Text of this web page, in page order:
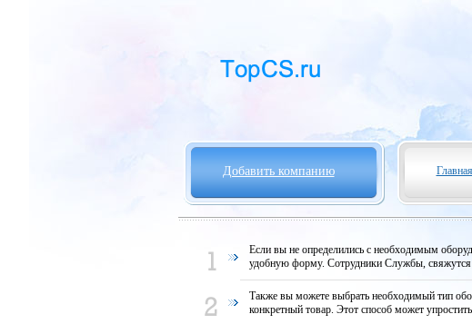
Добавить компанию Главная
Если вы не определились с необходимым
удобную форму. Сотрудники Службы,
Также вы можете выбрать необходимый тип
конкретный товар. Этот способ может